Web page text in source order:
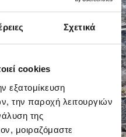
Σχετικά
cookies
εξατομίκευση
την παροχή λειτουργιών
της
μοιραζόμαστε